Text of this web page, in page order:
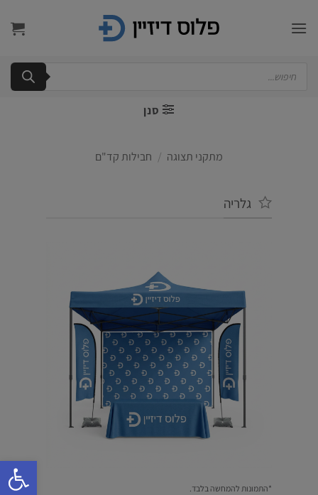
פתח
search
סנן
מתקני תצוגה / חבילות קד"ם
גלריה
*התמונות להמחשה בלבד.